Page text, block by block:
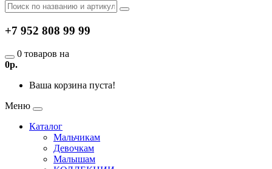
+7 952 808 99 99
0 товаров на
0р.
Ваша корзина пуста!
Меню
Каталог
Мальчикам
Девочкам
Малышам